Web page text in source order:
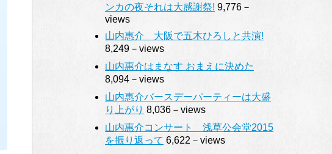
ンカの夜それは大感謝祭! 9,776－
views
山内惠介 大阪で五木ひろしと共演!
8,249－views
山内惠介はまなす おまえに決めた
8,094－views
山内惠介バースデーパーティーは大盛
り上がり 8,036－views
山内惠介コンサート 浅草公会堂2015
を振り返って 6,622－views